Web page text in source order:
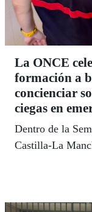
La ONCE
formación a
concienciar
ciegas en
Dentro de la
Castilla-La